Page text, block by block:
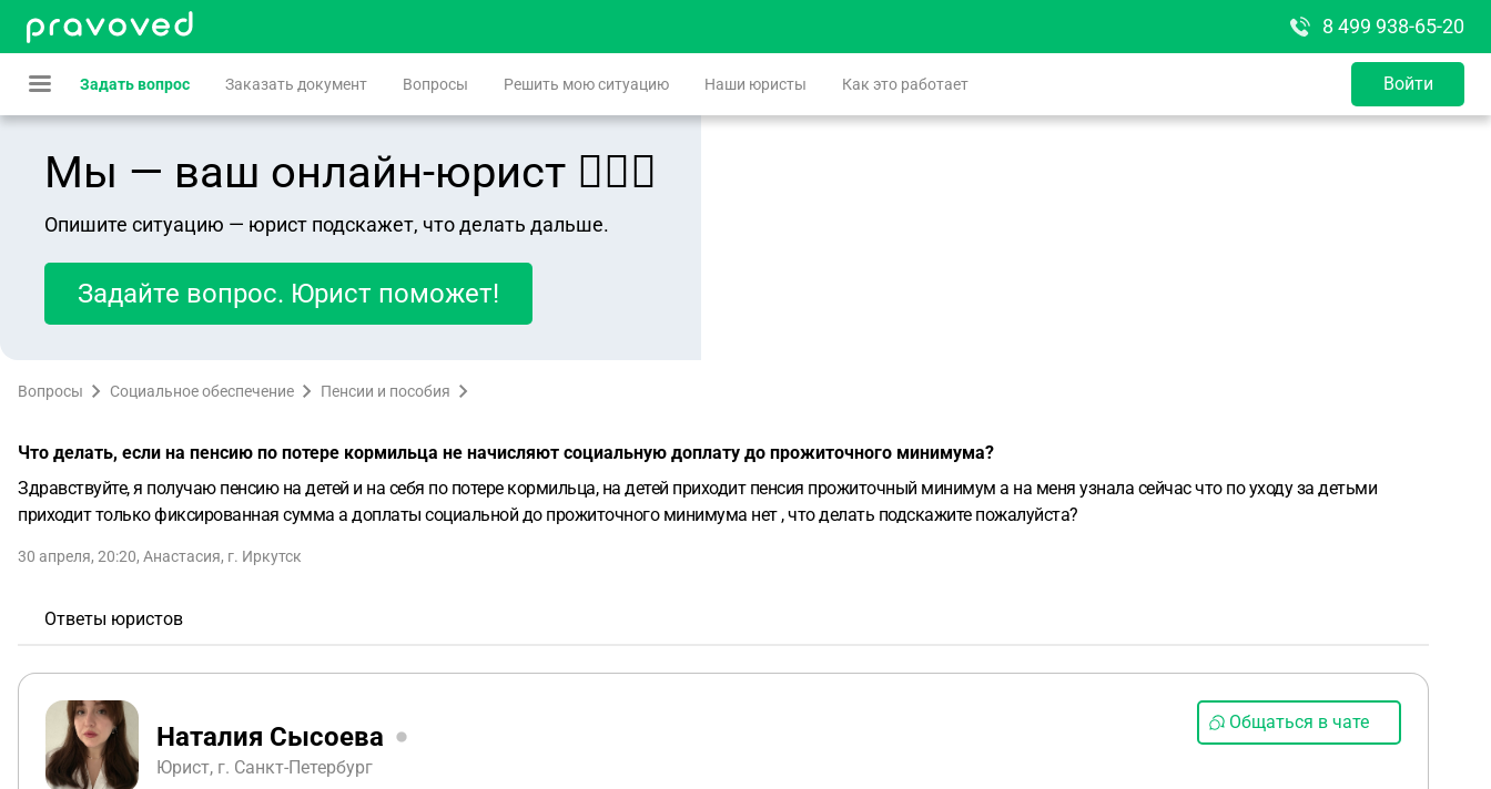
8 499 938-65-20
Задать вопрос Заказать документ Вопросы Решить мою ситуацию Наши юристы Как это работает Войти
Мы — ваш онлайн-юрист 👨🏻‍⚖️
Опишите ситуацию — юрист подскажет, что делать дальше.
Задайте вопрос. Юрист поможет!
Вопросы Социальное обеспечение Пенсии и пособия
Что делать, если на пенсию по потере кормильца не начисляют социальную доплату до прожиточного минимума?
Здравствуйте, я получаю пенсию на детей и на себя по потере кормильца, на детей приходит пенсия прожиточный минимум а на меня узнала сейчас что по уходу за детьми
приходит только фиксированная сумма а доплаты социальной до прожиточного минимума нет , что делать подскажите пожалуйста?
30 апреля, 20:20, Анастасия, г. Иркутск
Ответы юристов
Наталия Сысоева
Юрист, г. Санкт-Петербург
Общаться в чате